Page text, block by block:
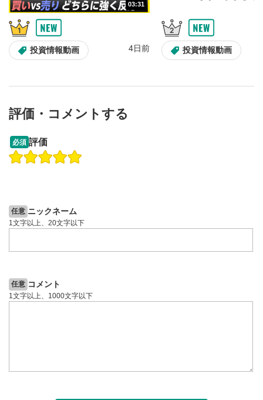
11
全画面表示
動画が全画面で表示されます。再度クリックすると元
のサイズに戻ります。
03:31
投資情報動画 4日前 投資情報動画
操作説明動画
評価・コメントする
必須 評価
任意 ニックネーム
1文字以上、20文字以下
任意 コメント
1文字以上、1000文字以下